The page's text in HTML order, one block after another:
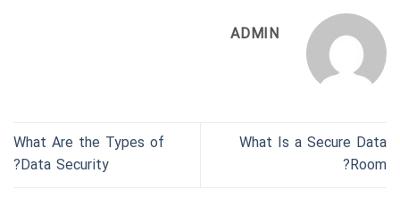
ADMIN
What Is a Secure Data
Room?
What Are the Types of
Data Security?